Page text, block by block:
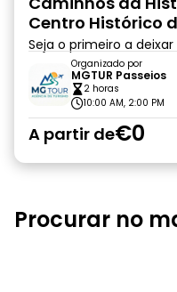
Centro Histórico
Seja o primeiro a
Organizado por
MGTUR Passeios
2 horas
10:00 AM, 2:00 PM
A partir de€0
Procurar no